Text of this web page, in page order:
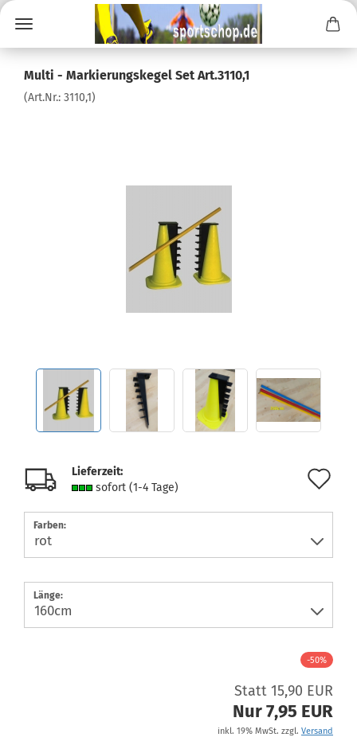
Multi - Markierungskegel Set Art.3110,1
(Art.Nr.: 3110,1)
Lieferzeit:
sofort (1-4 Tage)
Farben:
Länge:
-50%
Statt 15,90 EUR
Nur 7,95 EUR
inkl. 19% MwSt. zzgl. Versand